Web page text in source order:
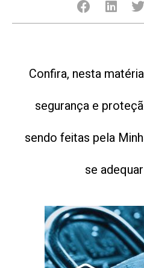
Confira, nesta
segurança e
sendo feitas pela
se